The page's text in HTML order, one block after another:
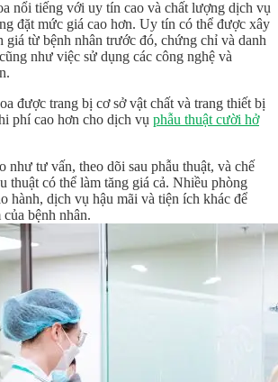
nổi tiếng với uy tín cao và chất lượng dịch vụ
đặt mức giá cao hơn. Uy tín có thể được xây
giá từ bệnh nhân trước đó, chứng chỉ và danh
như việc sử dụng các công nghệ và
được trang bị cơ sở vật chất và trang thiết bị
phí cao hơn cho dịch vụ phẫu thuật cười hở
như tư vấn, theo dõi sau phẫu thuật, và chế
thuật có thể làm tăng giá cả. Nhiều phòng
hành, dịch vụ hậu mãi và tiện ích khác để
bệnh nhân.